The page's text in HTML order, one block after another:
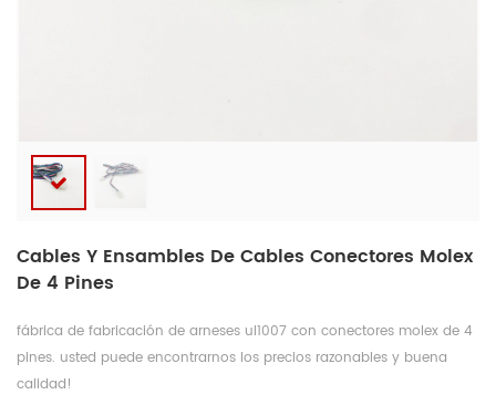
Cables Y Ensambles De Cables Conectores Molex
De 4 Pines
fábrica de fabricación de arneses ul1007 con conectores molex de 4
pines. usted puede encontrarnos los precios razonables y buena
calidad!